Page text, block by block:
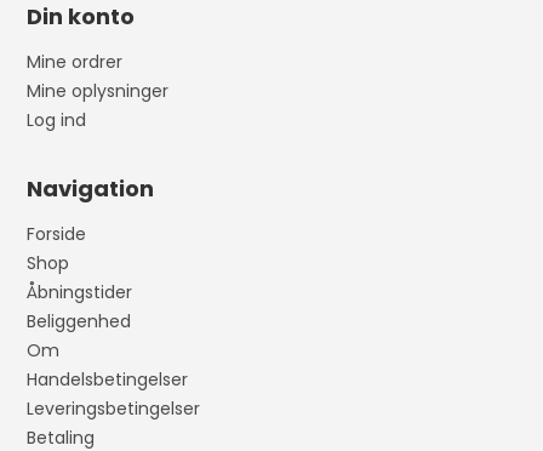
Din konto
Mine ordrer
Mine oplysninger
Log ind
Navigation
Forside
Shop
Åbningstider
Beliggenhed
Om
Handelsbetingelser
Leveringsbetingelser
Betaling